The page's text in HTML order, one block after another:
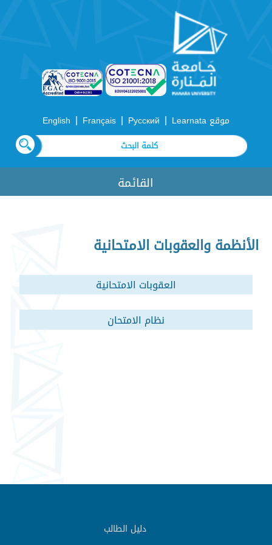
موقع Learnata |
Русский
|
Français
|
English
القائمة
الأنظمة والعقوبات الامتحانية
العقوبات الامتحانية
نظام الامتحان
دليل الطالب